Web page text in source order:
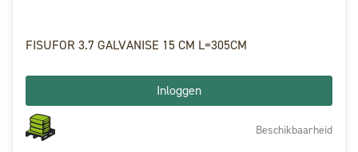
FISUFOR 3.7 GALVANISE 15 CM L=305CM
Inloggen
Beschikbaarheid